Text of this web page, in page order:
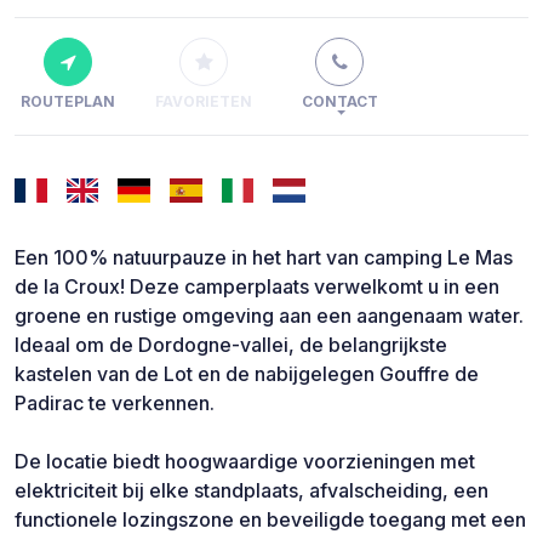
ROUTEPLAN FAVORIETEN CONTACT
Een 100% natuurpauze in het hart van camping Le Mas
de la Croux! Deze camperplaats verwelkomt u in een
groene en rustige omgeving aan een aangenaam water.
Ideaal om de Dordogne-vallei, de belangrijkste
kastelen van de Lot en de nabijgelegen Gouffre de
Padirac te verkennen.
De locatie biedt hoogwaardige voorzieningen met
elektriciteit bij elke standplaats, afvalscheiding, een
functionele lozingszone en beveiligde toegang met een